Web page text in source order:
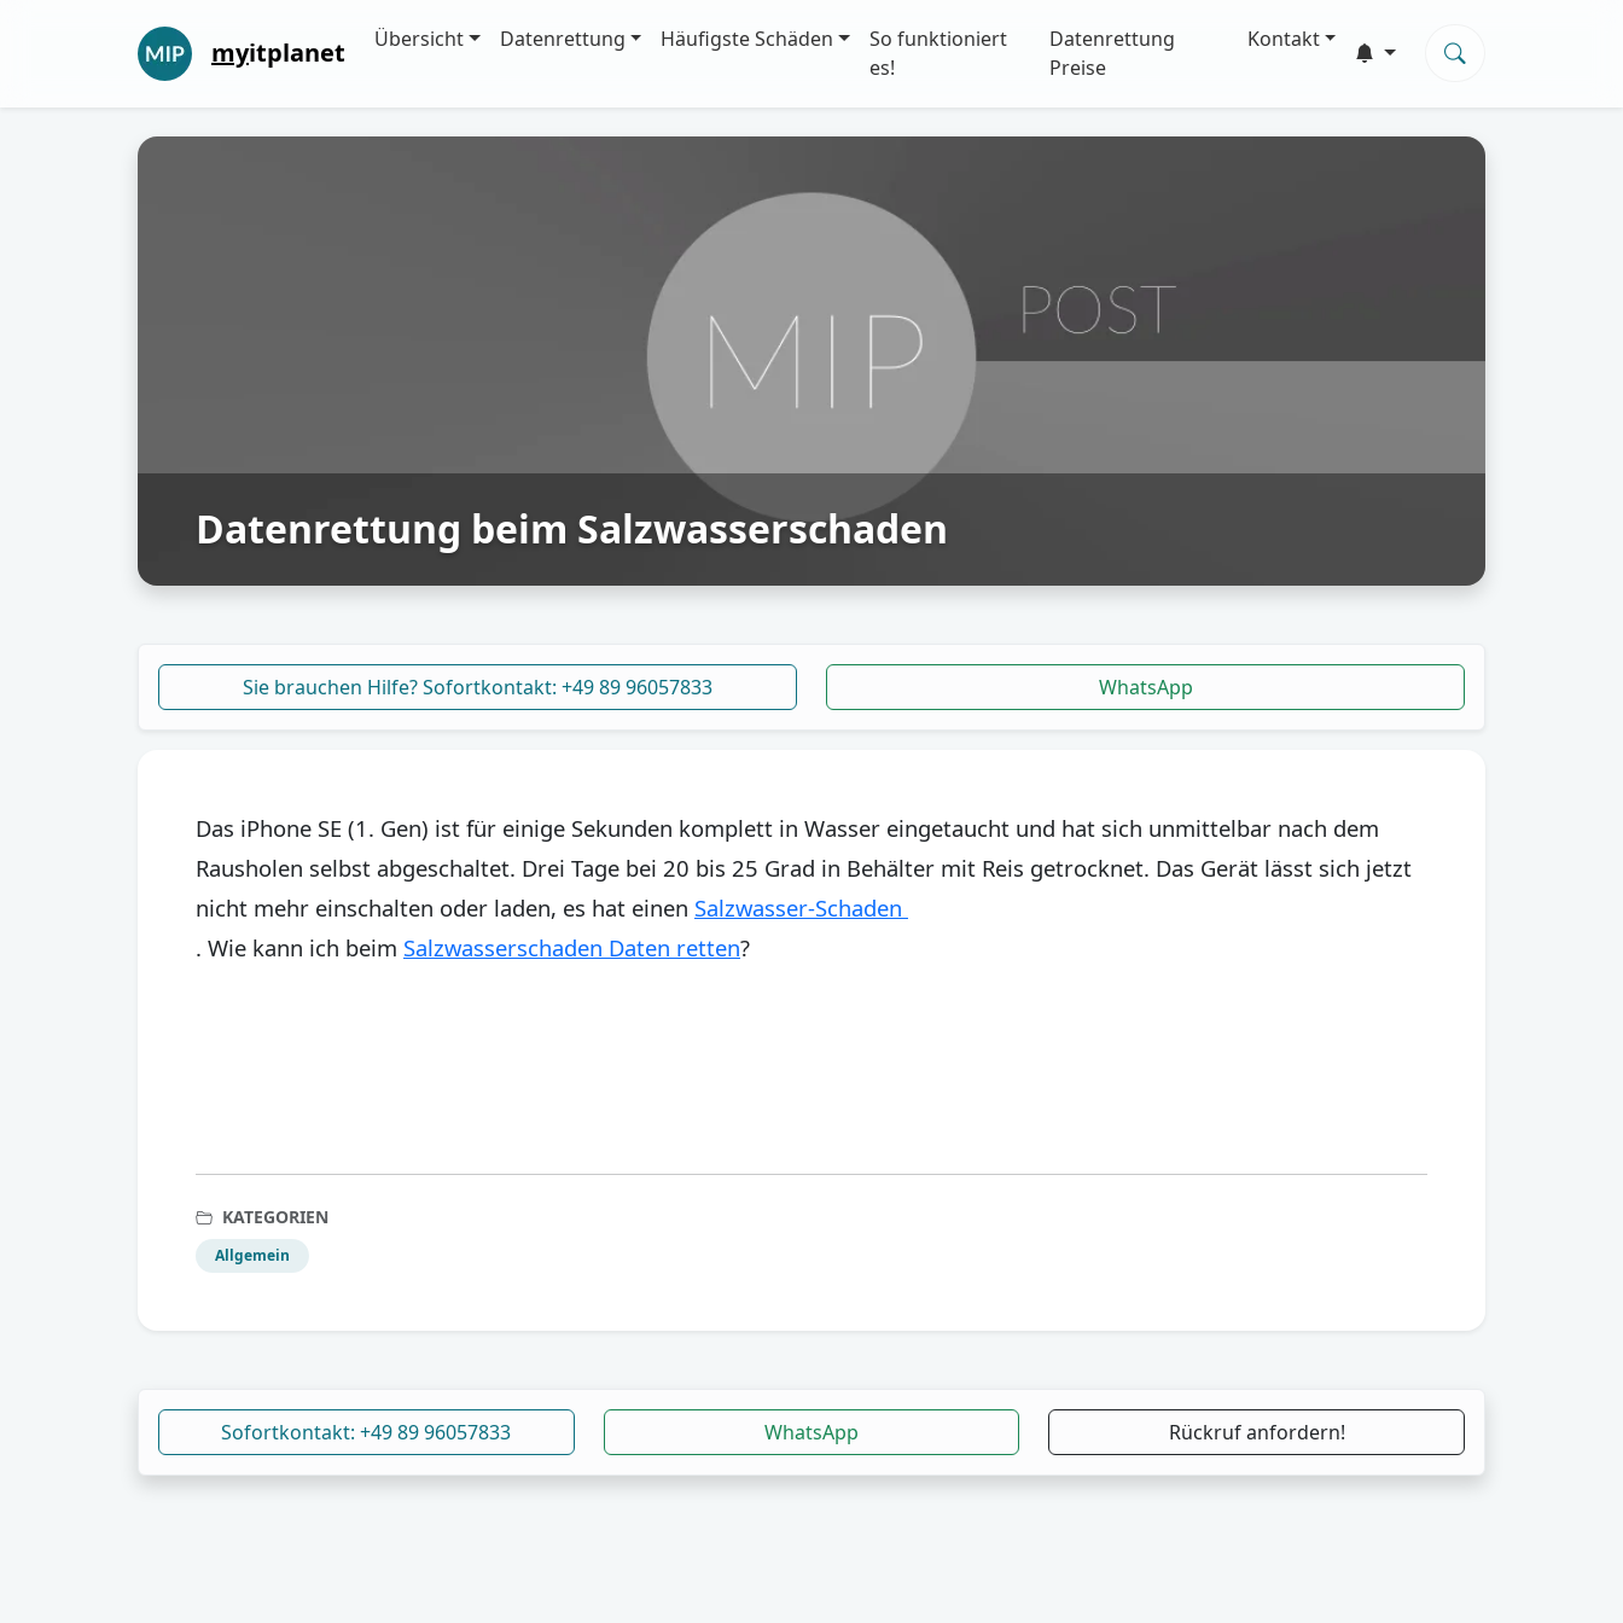
myitplanet Übersicht Datenrettung Häufigste Schäden
So funktioniert
es!
Datenrettung
Preise
Kontakt
Datenrettung beim Salzwasserschaden
Sie brauchen Hilfe? Sofortkontakt: +49 89 96057833 WhatsApp
Das iPhone SE (1. Gen) ist für einige Sekunden komplett in Wasser eingetaucht und hat sich unmittelbar nach dem
Rausholen selbst abgeschaltet. Drei Tage bei 20 bis 25 Grad in Behälter mit Reis getrocknet. Das Gerät lässt sich jetzt
nicht mehr einschalten oder laden, es hat einen Salzwasser-Schaden
. Wie kann ich beim Salzwasserschaden Daten retten?
KATEGORIEN
Allgemein
Sofortkontakt: +49 89 96057833 WhatsApp Rückruf anfordern!